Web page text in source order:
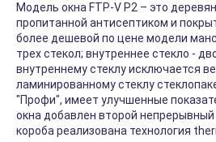
Модель окна FTP-V P2 – это
пропитанной антисептиком и
более дешевой по цене модели
трех стекол; внутреннее стекло -
внутреннему стеклу исключается
ламинированному стеклу
"Профи", имеет улучшенные
окна добавлен второй непрерывный
короба реализована технология